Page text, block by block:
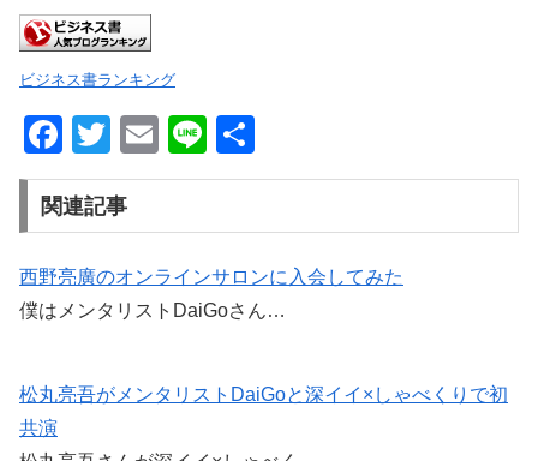
ビジネス書ランキング
F
a
c
b
o
k
T
wi
tt
E
m
Li
n
有
関連記事
西野亮廣のオンラインサロンに入会してみた
僕はメンタリストDaiGoさん…
松丸亮吾がメンタリストDaiGoと深イイ×しゃべくりで初
共演